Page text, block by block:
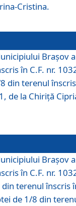
Cristina.
Braşov a
în C.F. nr.
din terenul
de la Chiriță
Braşov a
în C.F. nr.
terenul înscris
de 1/8 din